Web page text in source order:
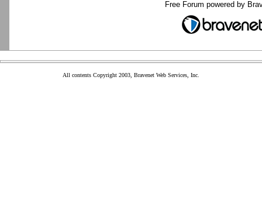
Free Forum powered by
All contents Copyright 2003, Bravenet Web Services, Inc.